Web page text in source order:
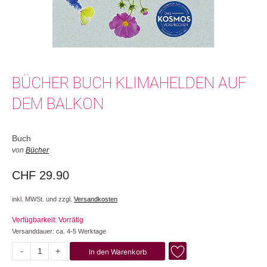
BÜCHER BUCH KLIMAHELDEN AUF
DEM BALKON
Buch
von Bücher
CHF 29.90
inkl. MWSt. und zzgl. Versandkosten
Verfügbarkeit: Vorrätig
Versanddauer: ca. 4-5 Werktage
-
Klimahelden
+ In den Warenkorb